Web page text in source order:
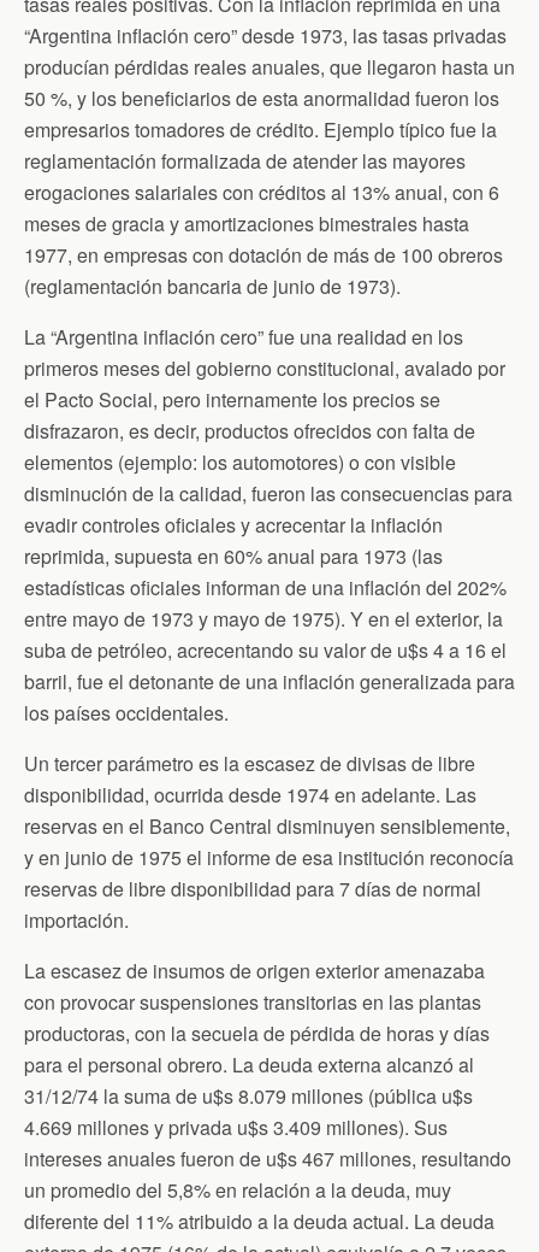
“Argentina inflación cero” desde 1973, las tasas privadas
producían pérdidas reales anuales, que llegaron hasta un
50 %, y los beneficiarios de esta anormalidad fueron los
empresarios tomadores de crédito. Ejemplo típico fue la
reglamentación formalizada de atender las mayores
erogaciones salariales con créditos al 13% anual, con 6
meses de gracia y amortizaciones bimestrales hasta
1977, en empresas con dotación de más de 100 obreros
(reglamentación bancaria de junio de 1973).
La “Argentina inflación cero” fue una realidad en los
primeros meses del gobierno constitucional, avalado por
el Pacto Social, pero internamente los precios se
disfrazaron, es decir, productos ofrecidos con falta de
elementos (ejemplo: los automotores) o con visible
disminución de la calidad, fueron las consecuencias para
evadir controles oficiales y acrecentar la inflación
reprimida, supuesta en 60% anual para 1973 (las
estadísticas oficiales informan de una inflación del 202%
entre mayo de 1973 y mayo de 1975). Y en el exterior, la
suba de petróleo, acrecentando su valor de u$s 4 a 16 el
barril, fue el detonante de una inflación generalizada para
los países occidentales.
Un tercer parámetro es la escasez de divisas de libre
disponibilidad, ocurrida desde 1974 en adelante. Las
reservas en el Banco Central disminuyen sensiblemente,
y en junio de 1975 el informe de esa institución reconocía
reservas de libre disponibilidad para 7 días de normal
importación.
La escasez de insumos de origen exterior amenazaba
con provocar suspensiones transitorias en las plantas
productoras, con la secuela de pérdida de horas y días
para el personal obrero. La deuda externa alcanzó al
31/12/74 la suma de u$s 8.079 millones (pública u$s
4.669 millones y privada u$s 3.409 millones). Sus
intereses anuales fueron de u$s 467 millones, resultando
un promedio del 5,8% en relación a la deuda, muy
diferente del 11% atribuido a la deuda actual. La deuda